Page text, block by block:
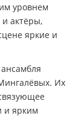
уровнем
и актёры,
яркие и
Их
и ярким